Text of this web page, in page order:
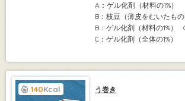
A：ゲル化剤（材料の1%）
B：枝豆（薄皮をむいたもの
B：ゲル化剤（材料の1%）
C：ゲル化剤（全体の1%）
140Kcal う巻き